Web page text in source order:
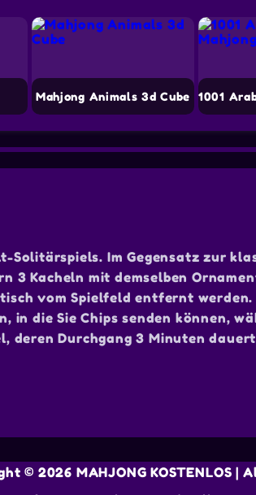
Mahjong Animals 3d Cube
Solitärspiels. Im Gegensatz zur
3 Kacheln mit demselben
vom Spielfeld entfernt werden.
die Sie Chips senden können,
deren Durchgang 3 Minuten
© 2026 MAHJONG KOSTENLOS |